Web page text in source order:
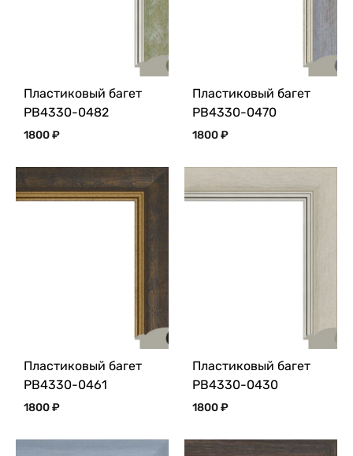
Пластиковый багет
PB4330-0482
1800₽
Пластиковый багет
PB4330-0470
1800₽
Пластиковый багет
PB4330-0461
1800₽
Пластиковый багет
PB4330-0430
1800₽